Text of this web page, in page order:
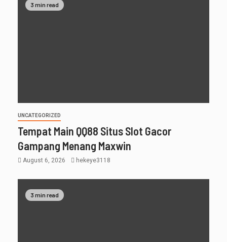
3 min read
UNCATEGORIZED
Tempat Main QQ88 Situs Slot Gacor
Gampang Menang Maxwin
August 6, 2026 hekeye3118
3 min read